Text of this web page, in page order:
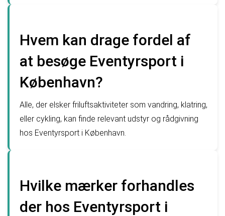
Hvem kan drage fordel af
at besøge Eventyrsport i
København?
Alle, der elsker friluftsaktiviteter som vandring, klatring,
eller cykling, kan finde relevant udstyr og rådgivning
hos Eventyrsport i København.
Hvilke mærker forhandles
der hos Eventyrsport i